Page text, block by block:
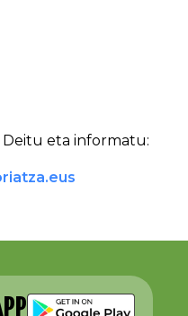
Deitu eta informatu: